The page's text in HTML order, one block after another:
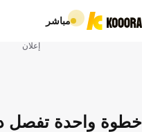
مباشر
إعلان
خطوة واحدة تفصل